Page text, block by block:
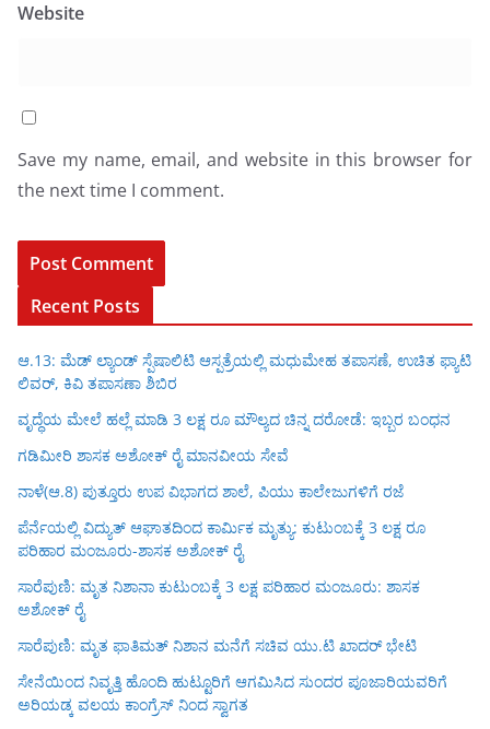
Website
Save my name, email, and website in this browser for
the next time I comment.
Recent Posts
ಆ.13: ಮೆಡ್ ಲ್ಯಾಂಡ್ ಸ್ಪೆಷಾಲಿಟಿ ಆಸ್ಪತ್ರೆಯಲ್ಲಿ ಮಧುಮೇಹ ತಪಾಸಣೆ, ಉಚಿತ ಫ್ಯಾಟಿ
ಲಿವರ್, ಕಿವಿ ತಪಾಸಣಾ ಶಿಬಿರ
ವೃದ್ಧೆಯ ಮೇಲೆ ಹಲ್ಲೆ ಮಾಡಿ 3 ಲಕ್ಷ ರೂ ಮೌಲ್ಯದ ಚಿನ್ನ ದರೋಡೆ: ಇಬ್ಬರ ಬಂಧನ
ಗಡಿಮೀರಿ ಶಾಸಕ ಅಶೋಕ್ ರೈ ಮಾನವೀಯ ಸೇವೆ
ನಾಳೆ(ಆ.8) ಪುತ್ತೂರು ಉಪ ವಿಭಾಗದ ಶಾಲೆ, ಪಿಯು ಕಾಲೇಜುಗಳಿಗೆ ರಜೆ
ಪೆರ್ನೆಯಲ್ಲಿ ವಿದ್ಯುತ್ ಆಘಾತದಿಂದ ಕಾರ್ಮಿಕ ಮೃತ್ಯು: ಕುಟುಂಬಕ್ಕೆ 3 ಲಕ್ಷ ರೂ
ಪರಿಹಾರ ಮಂಜೂರು-ಶಾಸಕ ಅಶೋಕ್ ರೈ
ಸಾರೆಪುಣಿ: ಮೃತ ನಿಶಾನಾ ಕುಟುಂಬಕ್ಕೆ 3 ಲಕ್ಷ ಪರಿಹಾರ ಮಂಜೂರು: ಶಾಸಕ
ಅಶೋಕ್ ರೈ
ಸಾರೆಪುಣಿ: ಮೃತ ಫಾತಿಮತ್ ನಿಶಾನ ಮನೆಗೆ ಸಚಿವ ಯು.ಟಿ ಖಾದರ್ ಭೇಟಿ
ಸೇನೆಯಿಂದ ನಿವೃತ್ತಿ ಹೊಂದಿ ಹುಟ್ಟೂರಿಗೆ ಆಗಮಿಸಿದ ಸುಂದರ ಪೂಜಾರಿಯವರಿಗೆ
ಅರಿಯಡ್ಕ ವಲಯ ಕಾಂಗ್ರೆಸ್ ನಿಂದ ಸ್ವಾಗತ